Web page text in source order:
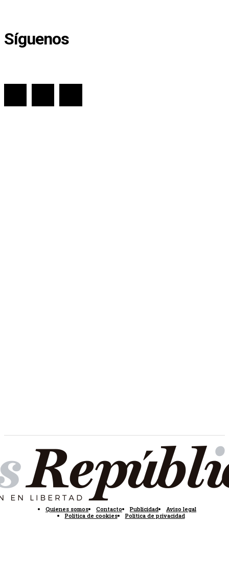
Síguenos
Quienes somos Contacto Publicidad
Aviso legal
Política de cookies
Política de privacidad